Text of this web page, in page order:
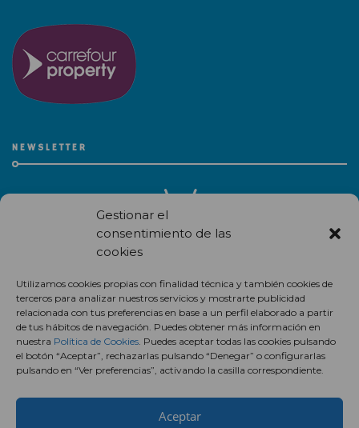
Gestionar el
consentimiento de las
cookies
Utilizamos cookies propias con finalidad técnica y también cookies de
terceros para analizar nuestros servicios y mostrarte publicidad
relacionada con tus preferencias en base a un perfil elaborado a partir
de tus hábitos de navegación. Puedes obtener más información en
nuestra Política de Cookies. Puedes aceptar todas las cookies pulsando
el botón “Aceptar”, rechazarlas pulsando “Denegar” o configurarlas
pulsando en “Ver preferencias”, activando la casilla correspondiente.
Aceptar
NEWSLETTER
centro comercial.
Suscríbete